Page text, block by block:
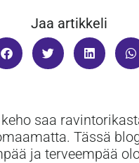
Jaa artikkeli
saa
Tässä
ja terveempää